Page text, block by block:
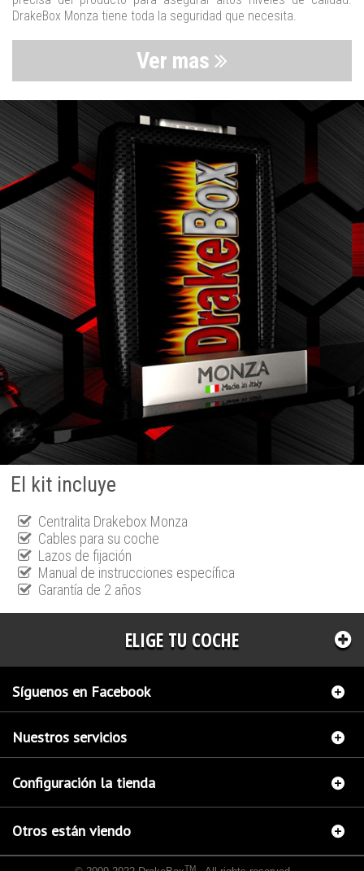
DrakeBox Monza tiene toda la seguridad que necesita.
Ver mas
El kit incluye
Centralita Drakebox Monza
Cables para su coche
Lazos de fijación
Manual de instrucciones específica
Garantía de 2 años
ELIGE TU COCHE
Síguenos en Facebook
Nuestros servicios
Configuración la tienda
Otros están viendo
TM